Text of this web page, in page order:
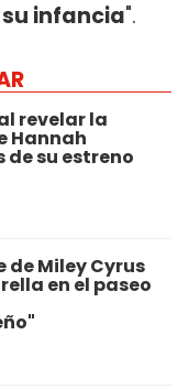
infancia".
revelar la
Hannah
de su estreno
de Miley Cyrus
en el paseo